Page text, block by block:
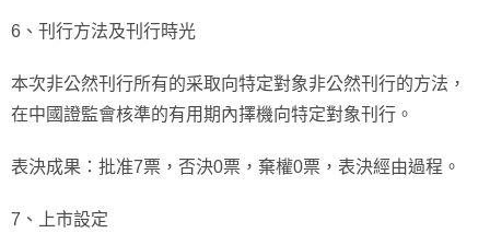
6、刊行方法及刊行時光
本次非公然刊行所有的采取向特定對象非公然刊行的方法，
在中國證監會核準的有用期內擇機向特定對象刊行。
表決成果：批准7票，否決0票，棄權0票，表決經由過程。
7、上市設定